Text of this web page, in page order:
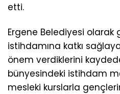
etti.
Ergene Belediyesi
istihdamına katkı
önem verdiklerini
bünyesindeki istihdam
mesleki kurslarla